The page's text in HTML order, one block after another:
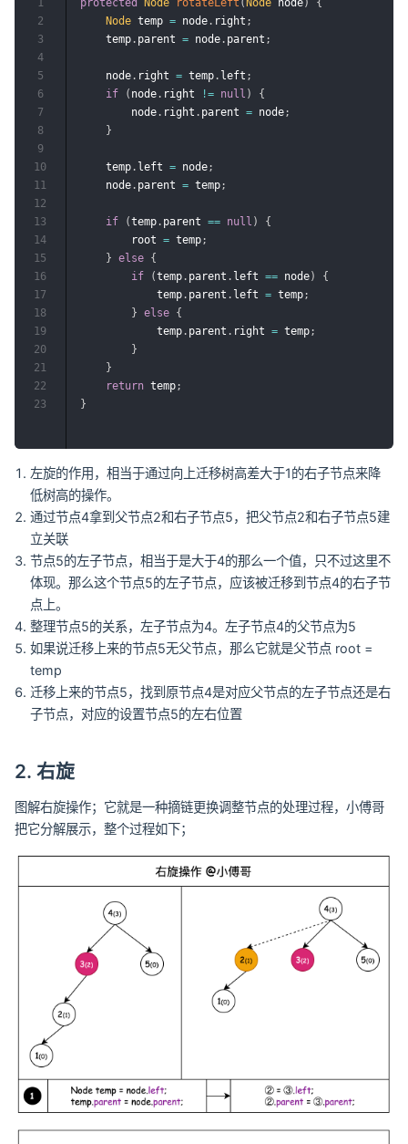
protected Node rotateLeft ( Node node)
{
Node temp = node . right ;
    temp
. parent = node . parent ;
    node
. right = temp . left ;
if
( node . right != null )
{
        node
. right . parent = node;
}
    temp
. left = node;
    node
. parent = temp;
if (temp . parent == null )
{
        root
= temp;
} else {
if
(temp . parent . left == node)
{
            temp
. parent . left = temp;
} else {
            temp
. parent . right = temp;
}
}
return temp;
}
1
2
3
4
5
6
7
8
9
10
11
12
13
14
15
16
17
18
19
20
21
22
23
左旋的作用，相当于通过向上迁移树高差大于1的右子节点来降
低树高的操作。
通过节点4拿到父节点2和右子节点5，把父节点2和右子节点5建
立关联
节点5的左子节点，相当于是大于4的那么一个值，只不过这里不
体现。那么这个节点5的左子节点，应该被迁移到节点4的右子节
点上。
整理节点5的关系，左子节点为4。左子节点4的父节点为5
如果说迁移上来的节点5无父节点，那么它就是父节点 root =
temp
迁移上来的节点5，找到原节点4是对应父节点的左子节点还是右
子节点，对应的设置节点5的左右位置
2. 右旋
图解右旋操作；它就是一种摘链更换调整节点的处理过程，小傅哥
把它分解展示，整个过程如下；